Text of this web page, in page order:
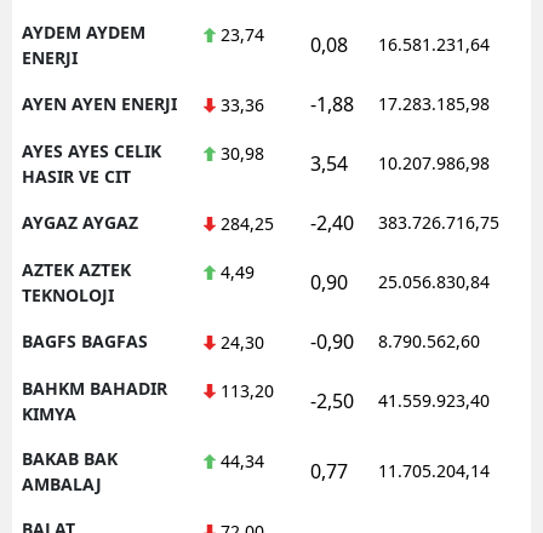
AYDEM AYDEM
ENERJI
23,74 0,08 16.581.231,64
AYEN AYEN ENERJI 33,36 -1,88 17.283.185,98
AYES AYES CELIK
HASIR VE CIT
30,98 3,54 10.207.986,98
AYGAZ AYGAZ 284,25 -2,40 383.726.716,75
AZTEK AZTEK
TEKNOLOJI
4,49 0,90 25.056.830,84
BAGFS BAGFAS 24,30 -0,90 8.790.562,60
BAHKM BAHADIR
KIMYA
113,20 -2,50 41.559.923,40
BAKAB BAK
AMBALAJ
44,34 0,77 11.705.204,14